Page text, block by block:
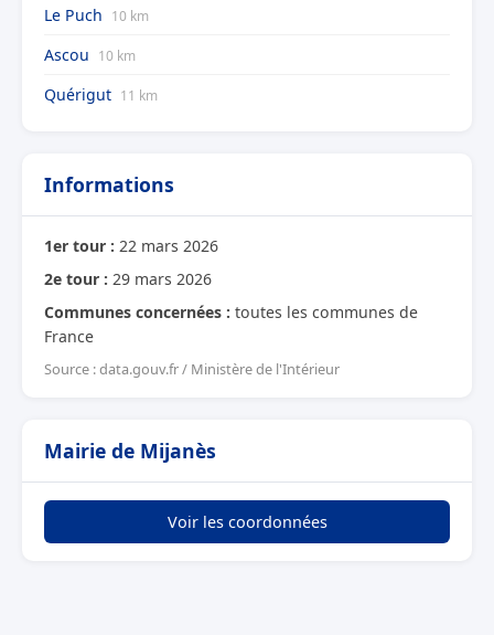
Le Puch 10 km
Ascou 10 km
Quérigut 11 km
Informations
1er tour : 22 mars 2026
2e tour : 29 mars 2026
Communes concernées : toutes les communes de
France
Source : data.gouv.fr / Ministère de l'Intérieur
Mairie de Mijanès
Voir les coordonnées